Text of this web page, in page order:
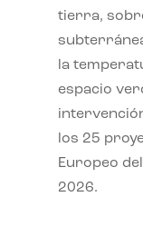
tierra,
la
espacio
los 25
Europeo
2026.